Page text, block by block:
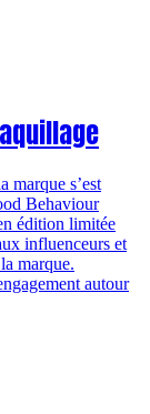
marque s’est
Behaviour
édition limitée
influenceurs et
marque.
autour